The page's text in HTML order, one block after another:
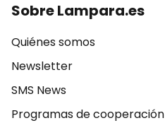
Sobre Lampara.es
Quiénes somos
Newsletter
SMS News
Programas de cooperación